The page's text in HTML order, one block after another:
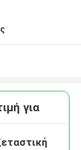
για